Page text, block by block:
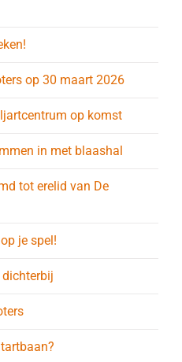
op 30 maart 2026
op komst
in met blaashal
tot erelid van De
je spel!